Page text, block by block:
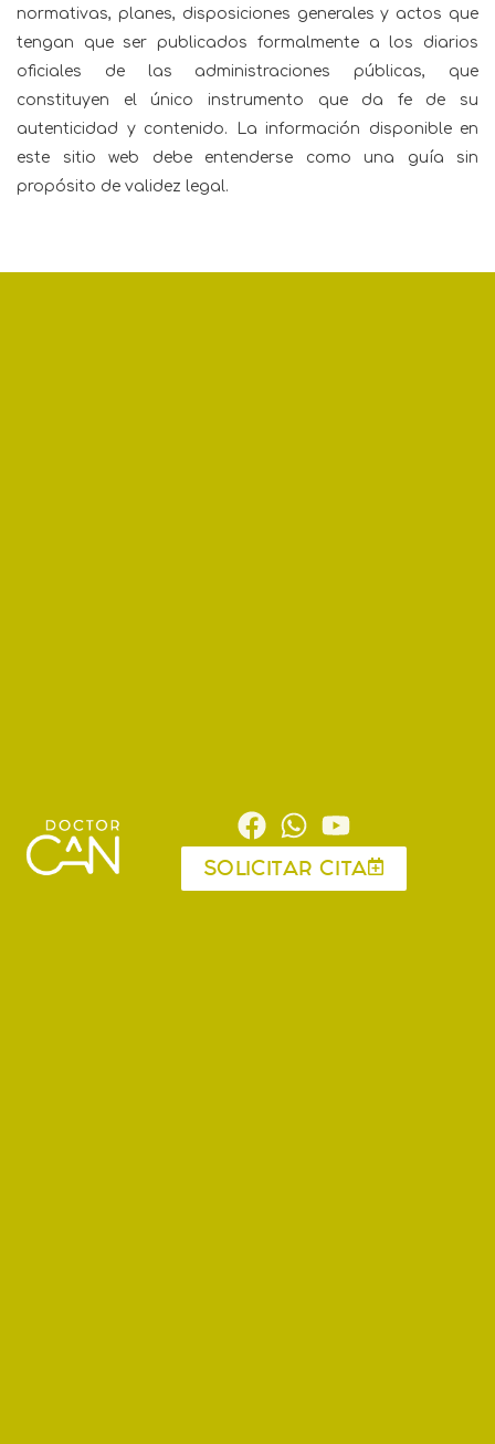
normativas, planes, disposiciones generales y actos que
tengan que ser publicados formalmente a los diarios
oficiales de las administraciones públicas, que
constituyen el único instrumento que da fe de su
autenticidad y contenido. La información disponible en
este sitio web debe entenderse como una guía sin
propósito de validez legal.
SOLICITAR CITA